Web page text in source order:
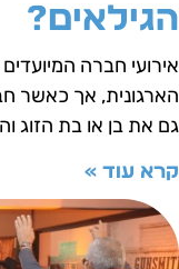
חברה
אך כאשר
את בן או בת הזוג
עוד »